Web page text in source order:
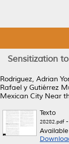
Sensitization
Rodriguez, Adrian
Rafael y Gutiérrez
Mexican City Near
Texto
28282.pdf-